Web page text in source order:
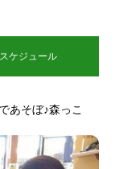
ケジュール
あそぼ♪森っこ